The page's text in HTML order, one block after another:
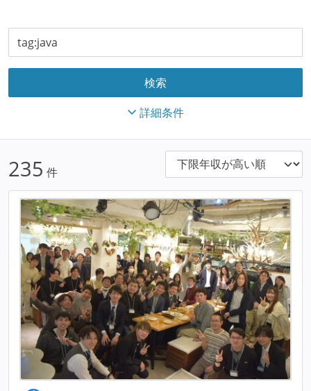
詳細条件
235 件